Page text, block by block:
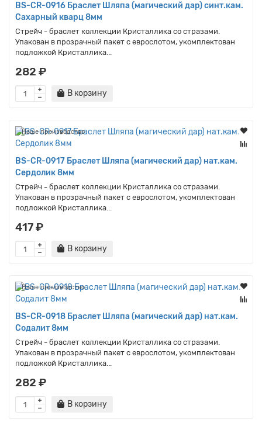
BS-CR-0916 Браслет Шляпа (магический дар) синт.кам.
Сахарный кварц 8мм
Стрейч - браслет коллекции Кристаллика со стразами.
Упакован в прозрачный пакет с еврослотом, укомплектован
подложкой Кристаллика...
282 ₽
В корзину
Наше производство
BS-CR-0917 Браслет Шляпа (магический дар) нат.кам.
Сердолик 8мм
Стрейч - браслет коллекции Кристаллика со стразами.
Упакован в прозрачный пакет с еврослотом, укомплектован
подложкой Кристаллика...
417 ₽
В корзину
Наше производство
BS-CR-0918 Браслет Шляпа (магический дар) нат.кам.
Содалит 8мм
Стрейч - браслет коллекции Кристаллика со стразами.
Упакован в прозрачный пакет с еврослотом, укомплектован
подложкой Кристаллика...
282 ₽
В корзину